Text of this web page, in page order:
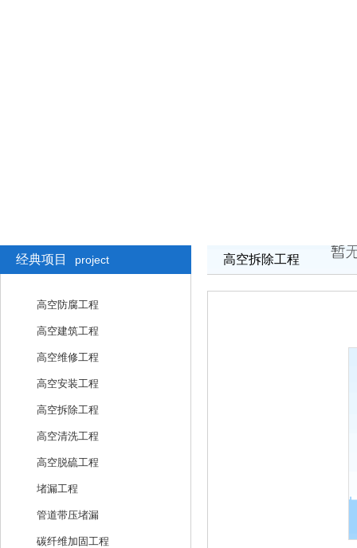
经典项目 project
高空防腐工程
高空建筑工程
高空维修工程
高空安装工程
高空拆除工程
高空清洗工程
高空脱硫工程
堵漏工程
管道带压堵漏
碳纤维加固工程
高空拆除工程